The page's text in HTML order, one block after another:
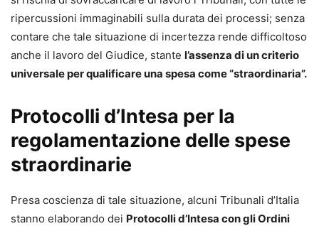
ripercussioni immaginabili sulla durata dei processi; senza
contare che tale situazione di incertezza rende difficoltoso
anche il lavoro del Giudice, stante l’assenza di un criterio
universale per qualificare una spesa come “straordinaria”.
Protocolli d’Intesa per la
regolamentazione delle spese
straordinarie
Presa coscienza di tale situazione, alcuni Tribunali d’Italia
stanno elaborando dei Protocolli d’Intesa con gli Ordini